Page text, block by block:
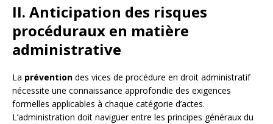
II. Anticipation des risques
procéduraux en matière
administrative
La prévention des vices de procédure en droit administratif
nécessite une connaissance approfondie des exigences
formelles applicables à chaque catégorie d’actes.
L’administration doit naviguer entre les principes généraux du